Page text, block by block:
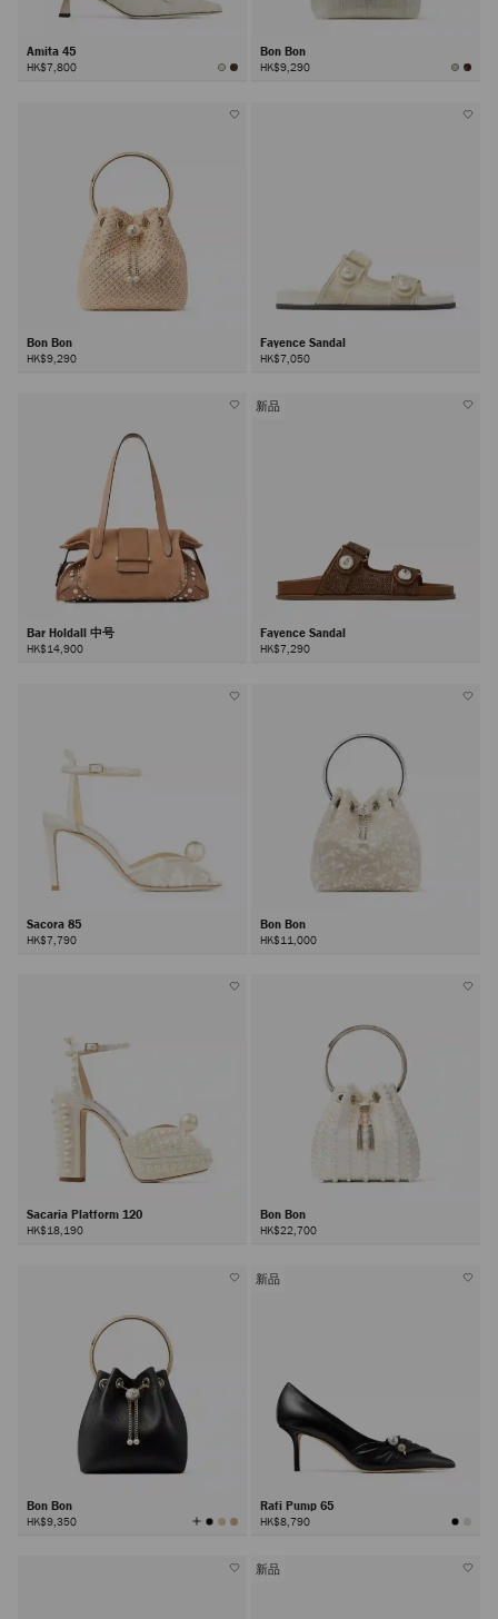
Amita 45
HK$7,800
Bon Bon
HK$9,290
Bon Bon
HK$9,290
Fayence Sandal
HK$7,050
Bar Holdall 中号
HK$14,900
新品
Fayence Sandal
HK$7,290
Sacora 85
HK$7,790
Bon Bon
HK$11,000
Sacaria Platform 120
HK$18,190
Bon Bon
HK$22,700
Bon Bon
HK$9,350 查
看
新品
Rafi Pump 65
HK$8,790
新品